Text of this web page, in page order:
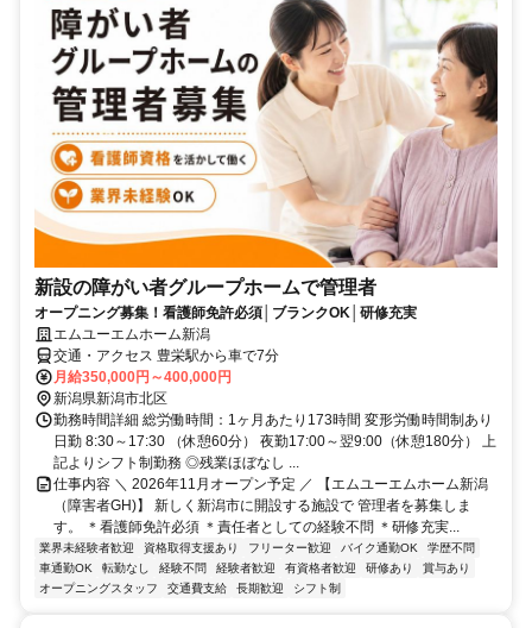
新設の障がい者グループホームで管理者
オープニング募集！看護師免許必須│ブランクOK│研修充実
エムユーエムホーム新潟
交通・アクセス 豊栄駅から車で7分
月給350,000円～400,000円
新潟県新潟市北区
勤務時間詳細 総労働時間：1ヶ月あたり173時間 変形労働時間制あり
日勤 8:30～17:30 （休憩60分） 夜勤17:00～翌9:00（休憩180分） 上
記よりシフト制勤務 ◎残業ほぼなし ...
仕事内容 ＼ 2026年11月オープン予定 ／ 【エムユーエムホーム新潟
（障害者GH)】 新しく新潟市に開設する施設で 管理者を募集しま
す。 ＊看護師免許必須 ＊責任者としての経験不問 ＊研修充実...
業界未経験者歓迎 資格取得支援あり フリーター歓迎 バイク通勤OK
学歴不問
車通勤OK
転勤なし 経験不問 経験者歓迎 有資格者歓迎 研修あり
賞与あり
オープニングスタッフ
交通費支給 長期歓迎 シフト制